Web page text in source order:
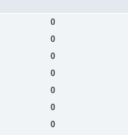
0
0
0
0
0
0
0